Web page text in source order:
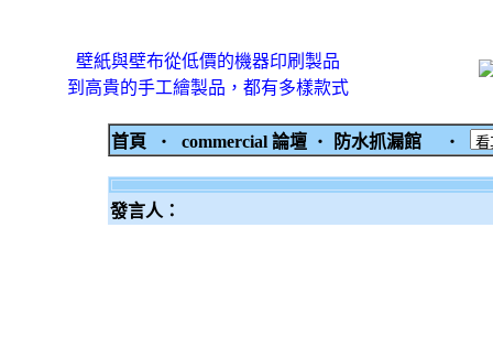
壁紙與壁布從低價的機器印刷製品
到高貴的手工繪製品，都有多樣款式
首頁 ‧ commercial 論壇 ‧ 防水抓漏館 ‧
發言人：